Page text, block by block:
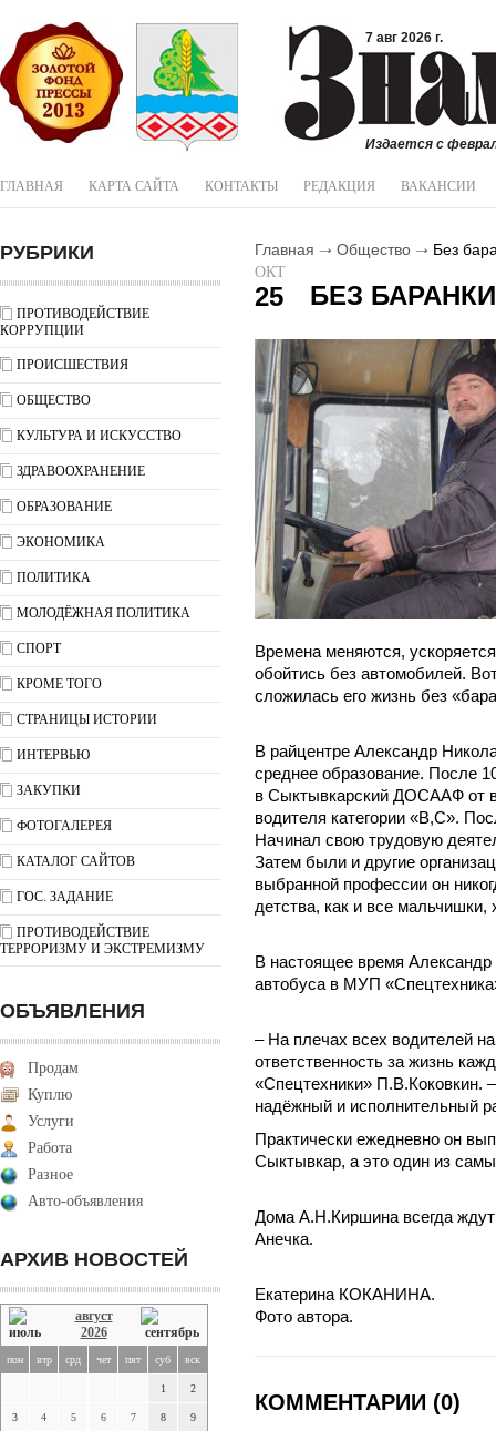
7 авг 2026 г.
Издается с
ГЛАВНАЯ КАРТА САЙТА КОНТАКТЫ РЕДАКЦИЯ ВАКАНСИИ
РУБРИКИ
ПРОТИВОДЕЙСТВИЕ
КОРРУПЦИИ
ПРОИСШЕСТВИЯ
ОБЩЕСТВО
КУЛЬТУРА И ИСКУССТВО
ЗДРАВООХРАНЕНИЕ
ОБРАЗОВАНИЕ
ЭКОНОМИКА
ПОЛИТИКА
МОЛОДЁЖНАЯ ПОЛИТИКА
СПОРТ
КРОМЕ ТОГО
СТРАНИЦЫ ИСТОРИИ
ИНТЕРВЬЮ
ЗАКУПКИ
ФОТОГАЛЕРЕЯ
КАТАЛОГ САЙТОВ
ГОС. ЗАДАНИЕ
ПРОТИВОДЕЙСТВИЕ
ТЕРРОРИЗМУ И ЭКСТРЕМИЗМУ
ОБЪЯВЛЕНИЯ
Продам
Куплю
Услуги
Работа
Разное
Авто-объявления
АРХИВ НОВОСТЕЙ
август
2026
пон втр срд чет пят суб вск
1 2
3 4 5 6 7 8 9
Главная Общество
Без
ОКТ
25 БЕЗ
Времена меняются,
обойтись без автомобилей.
сложилась его жизнь без
В райцентре Александр
среднее образование. После
в Сыктывкарский ДОСААФ от
водителя категории «В,С».
Начинал свою трудовую
Затем были и другие
выбранной профессии он
детства, как и все
В настоящее время
автобуса в МУП
– На плечах всех водителей
ответственность за жизнь
«Спецтехники» П.В.Коковкин.
надёжный и исполнительный
Практически ежедневно он
Сыктывкар, а это один из
Дома А.Н.Киршина всегда
Анечка.
Екатерина КОКАНИНА.
Фото автора.
КОММЕНТАРИИ (0)